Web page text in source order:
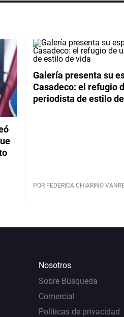
Galería presenta su
Casadeco: el refugio
periodista de estilo
POR FEDERICA CHIARINO
Nosotros
Sobre Búsqueda
Comercial
Políticas de privacidad